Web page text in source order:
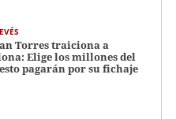
Torres traiciona a
Elige los millones del
esto pagarán por su fichaje